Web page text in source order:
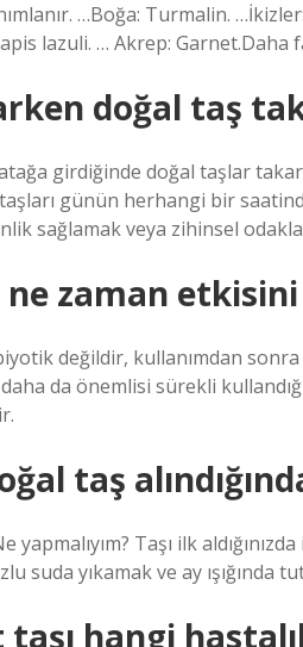
…Boğa: Turmalin.
lazuli. … Akrep: Garnet.Daha
doğal taş
girdiğinde doğal taşlar
günün herhangi bir
sağlamak veya zihinsel
ne zaman
değildir, kullanımdan
daha da önemlisi sürekli
taş
yapmalıyım? Taşı ilk
suda yıkamak ve ay ışığında
hangi